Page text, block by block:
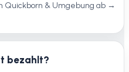
Quickborn & Umgebung ab →
bezahlt?